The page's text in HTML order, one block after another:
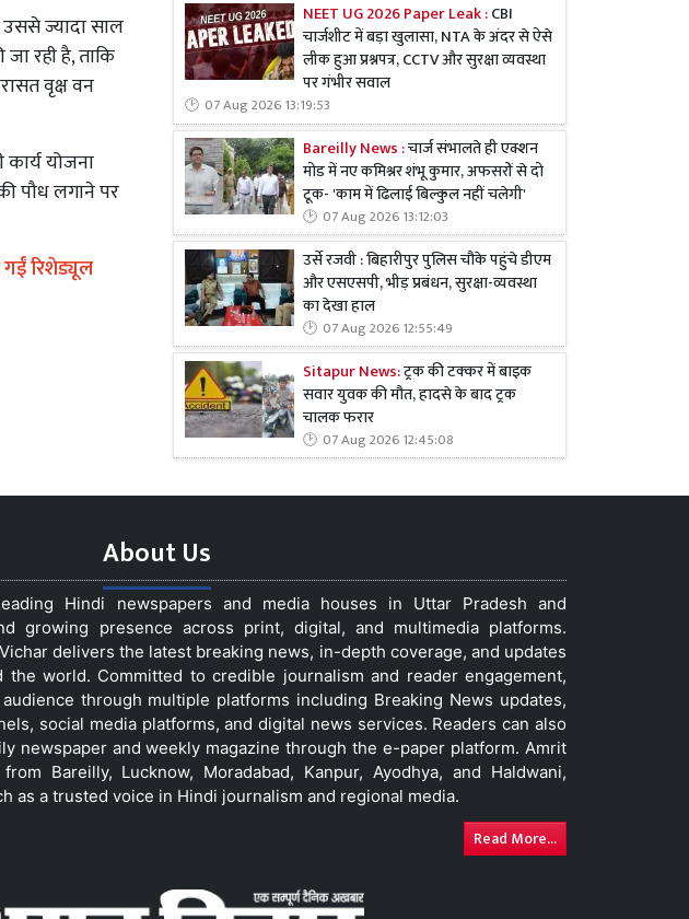
ज्यादा साल
रही है, ताकि
वृक्ष वन
योजना
पौध लगाने पर
गईं रिशेड्यूल
NEET UG 2026 Paper Leak :CBI
चार्जशीट में बड़ा खुलासा, NTA के अंदर से ऐसे
लीक हुआ प्रश्नपत्र, CCTV और सुरक्षा व्यवस्था
पर गंभीर सवाल
07 Aug 2026 13:19:53
Bareilly News :चार्ज संभालते ही एक्शन
मोड में नए कमिश्नर शंभू कुमार, अफसरों से दो
टूक- 'काम में ढिलाई बिल्कुल नहीं चलेगी'
07 Aug 2026 13:12:03
उर्से रजवी : बिहारीपुर पुलिस चौके पहुंचे डीएम
और एसएसपी, भीड़ प्रबंधन, सुरक्षा-व्यवस्था
का देखा हाल
07 Aug 2026 12:55:49
Sitapur News:ट्रक की टक्कर में बाइक
सवार युवक की मौत, हादसे के बाद ट्रक
चालक फरार
07 Aug 2026 12:45:08
About Us
Hindi newspapers and media houses in Uttar Pradesh and
growing presence across print, digital, and multimedia platforms.
delivers the latest breaking news, in-depth coverage, and updates
world. Committed to credible journalism and reader engagement,
through multiple platforms including Breaking News updates,
social media platforms, and digital news services. Readers can also
newspaper and weekly magazine through the e-paper platform. Amrit
Bareilly, Lucknow, Moradabad, Kanpur, Ayodhya, and Haldwani,
as a trusted voice in Hindi journalism and regional media.
Read More...